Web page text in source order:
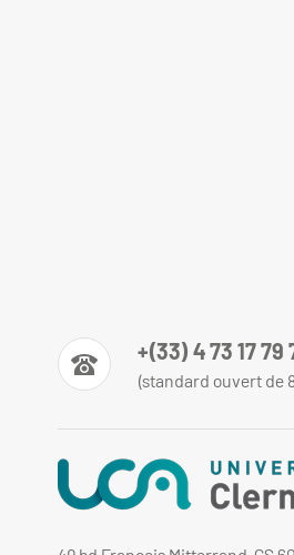
+(33) 4 73 17 79
(standard ouvert de